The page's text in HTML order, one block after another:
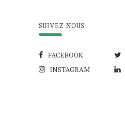
SUIVEZ NOUS
FACEBOOK
INSTAGRAM